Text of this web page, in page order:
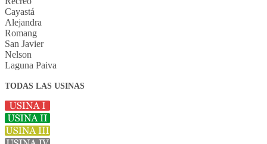
Cayastá
Alejandra
Romang
San Javier
Nelson
Laguna Paiva
TODAS LAS USINAS